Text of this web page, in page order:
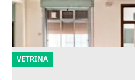
Rovigo (Rovigo)
24/09/2026
VETRINA